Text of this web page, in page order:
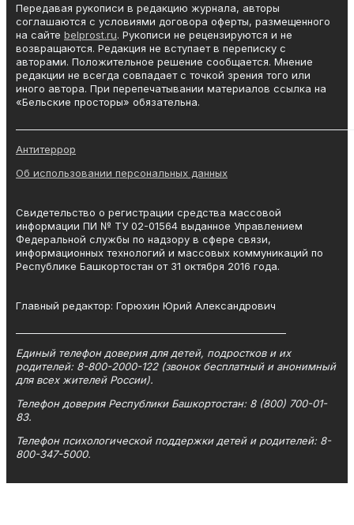
Передавая рукописи в редакцию журнала, авторы
соглашаются с условиями договора оферты, размещенного
на сайте belprost.ru. Рукописи не рецензируются и не
возвращаются. Редакция не вступает в переписку с
авторами. Положительное решение сообщается. Мнение
редакции не всегда совпадает с точкой зрения того или
иного автора. При перепечатывании материалов ссылка на
«Бельские просторы» обязательна.
Антитеррор
Об использовании персональных данных
Свидетельство о регистрации средства массовой
информации ПИ № ТУ 02-01564 выданное Управлением
Федеральной службы по надзору в сфере связи,
информационных технологий и массовых коммуникаций по
Республике Башкортостан от 31 октября 2016 года.
Главный редактор: Горюхин Юрий Александрович
Единый телефон доверия для детей, подростков и их
родителей: 8-800-2000-122 (звонок бесплатный и анонимный
для всех жителей России).
Телефон доверия Республики Башкортостан: 8 (800) 700-01-
83.
Телефон психологической поддержки детей и родителей: 8-
800-347-5000.